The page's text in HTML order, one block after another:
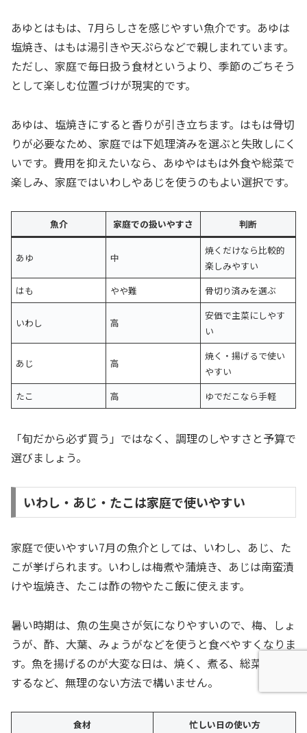
あゆとはもは、7月らしさを感じやすい魚介です。あゆは
塩焼き、はもは湯引きや天ぷらなどで親しまれています。
ただし、家庭で毎日扱う食材というより、季節のごちそう
として楽しむ位置づけが現実的です。
あゆは、塩焼きにすると香りが引き立ちます。はもは骨切
りが必要なため、家庭では下処理済みを選ぶと失敗しにく
いです。費用を抑えたいなら、あゆやはもは外食や総菜で
楽しみ、家庭ではいわしやあじを使うのもよい選択です。
魚介 家庭での扱いやすさ 判断
あゆ 中
焼くだけなら比較的
楽しみやすい
はも
やや難 骨切り済みを選ぶ
いわし 高
安価で主菜にしやす
い
あじ 高
焼く・揚げるで使い
やすい
たこ
高 ゆでだこなら手軽
「旬だから必ず買う」ではなく、調理のしやすさと予算で
選びましょう。
いわし・あじ・たこは家庭で使いやすい
家庭で使いやすい7月の魚介としては、いわし、あじ、た
こが挙げられます。いわしは梅煮や蒲焼き、あじは南蛮漬
けや塩焼き、たこは酢の物やたこ飯に使えます。
暑い時期は、魚の生臭さが気になりやすいので、梅、しょ
うが、酢、大葉、みょうがなどを使うと食べやすくなりま
す。魚を揚げるのが大変な日は、焼く、煮る、総菜を活用
するなど、無理のない方法で構いません。
食材 忙しい日の使い方